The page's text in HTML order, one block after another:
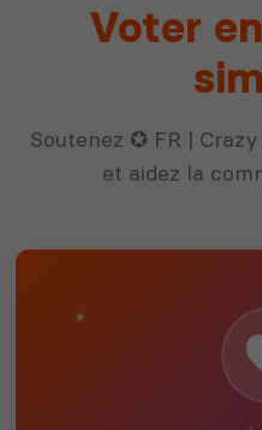
Voter
Soutenez ✪ FR |
et aidez la